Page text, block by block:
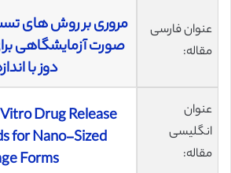
عنوان فارسی
مقاله:
مروری بر روش های
صورت آزمایشگاهی
دوز با
عنوان
انگلیسی
مقاله:
Drug Release
for Nano-Sized
Forms